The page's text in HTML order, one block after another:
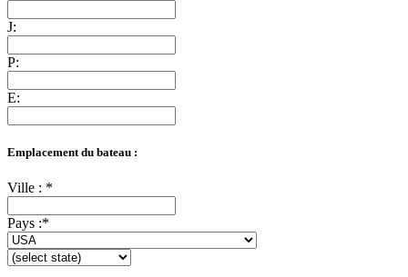
J:
P:
E:
Emplacement du bateau :
Ville : *
Pays :*